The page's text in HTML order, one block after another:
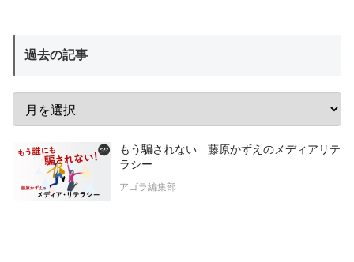
過去の記事
もう騙されない 藤原かずえのメディアリテ
ラシー
アゴラ編集部